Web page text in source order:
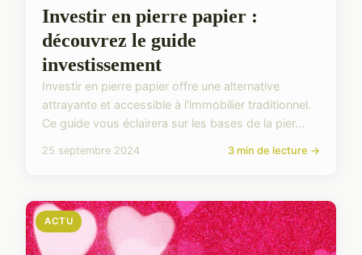
Investir en pierre papier :
découvrez le guide
investissement
Investir en pierre papier offre une alternative
attrayante et accessible à l'immobilier traditionnel.
Ce guide vous éclairera sur les bases de la pier...
25 septembre 2024 3 min de lecture →
ACTU